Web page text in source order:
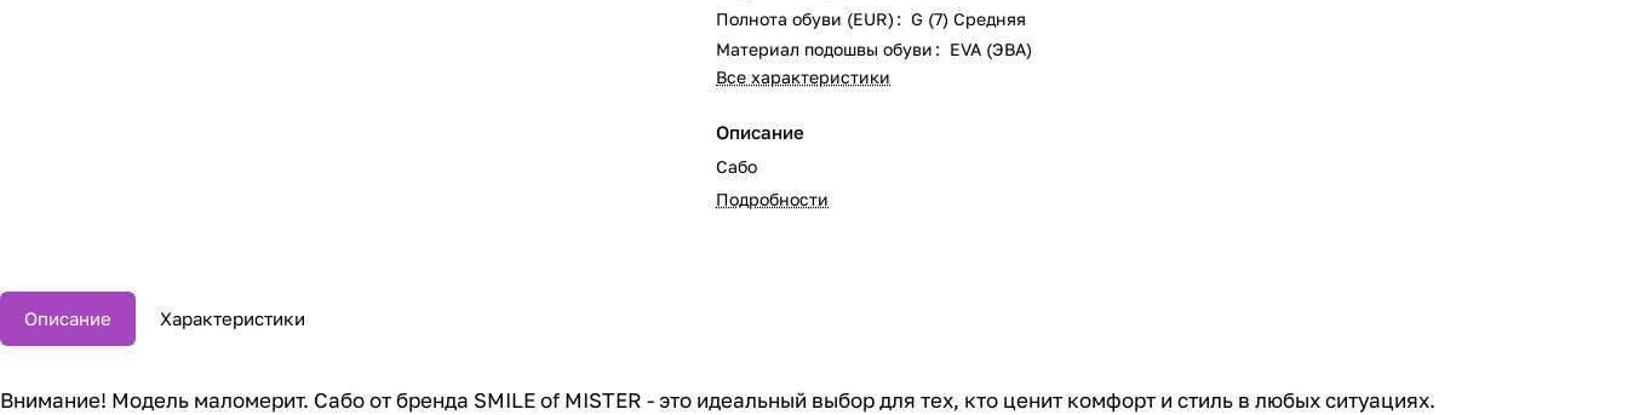
Полнота обуви (EUR) : G (7) Средняя
Материал подошвы обуви : EVA (ЭВА)
Все характеристики
Описание
Сабо
Подробности
Описание Характеристики
Внимание! Модель маломерит. Сабо от бренда SMILE of MISTER - это идеальный выбор для тех, кто ценит комфорт и стиль в любых ситуациях.